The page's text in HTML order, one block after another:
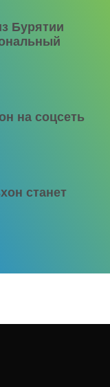
Бурятии
на соцсеть
станет